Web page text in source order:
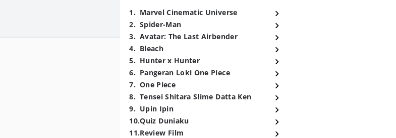
1. Marvel Cinematic Universe
2. Spider-Man
3. Avatar: The Last Airbender
4. Bleach
5. Hunter x Hunter
6. Pangeran Loki One Piece
7. One Piece
8. Tensei Shitara Slime Datta Ken
9. Upin Ipin
10.Quiz Duniaku
11.Review Film